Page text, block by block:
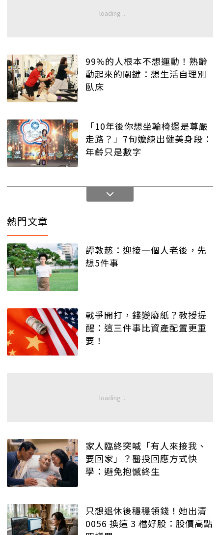
99%的人根本不想運動！熟齡
動起來的關鍵：想生活自理別
臥床
「10年後你想坐輪椅還是尊嚴
走路？」7旬嬤練出健美身段：
年齡只是數字
熱門文章
譚敦慈：迎接一個人老後，先
想5件事
戰爭開打，錢變廢紙？教授提
醒：這三件事比資產配置更重
要！
家人臨終突喊「有人來接我、
要回家」？醫授回應方式快
學：避免抱憾終生
只想退休後穩穩領錢！她出清
0056 換這 3 檔好股：股價高點